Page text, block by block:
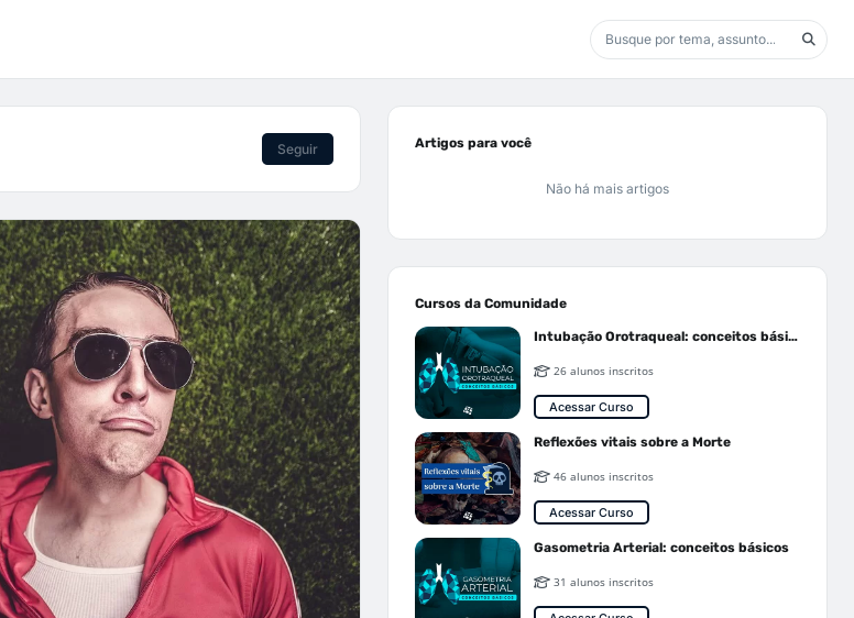
Seguir Artigos para você
Não há mais artigos
Cursos da Comunidade
Intubação Orotraqueal: conceitos básicos
26 alunos inscritos
Acessar Curso
Reflexões vitais sobre a Morte
46 alunos inscritos
Acessar Curso
Gasometria Arterial: conceitos básicos
31 alunos inscritos